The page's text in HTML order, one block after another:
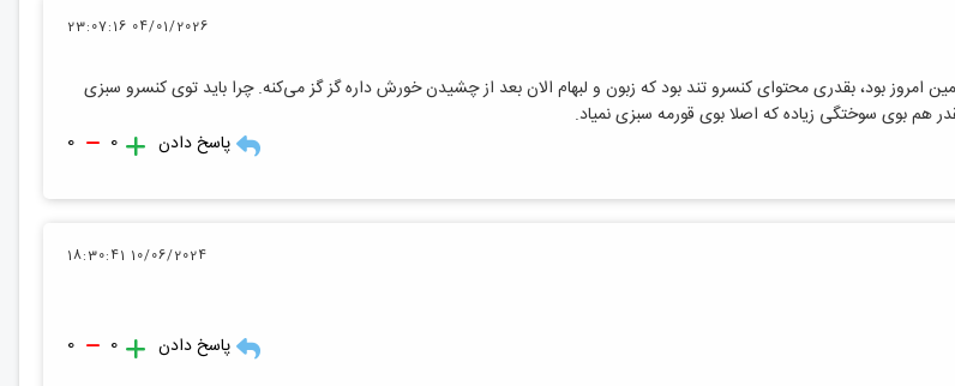
04/01/2026 23:07:16
بود، بقدری محتوای کنسرو تند بود که زبون و لبهام الان بعد از چشیدن خورش داره گز گز می‌کنه. چرا باید توی کنسرو سبزی
هم بوی سوختگی زیاده که اصلا بوی قورمه سبزی نمیاد.
پاسخ دادن
0
0
10/06/2024 18:30:41
پاسخ دادن
0
0